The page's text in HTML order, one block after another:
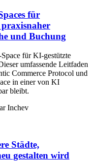
für
und Buchung
für KI-gestützte
umfassende Leitfaden
Commerce Protocol und
in einer von KI
bleibt.
Inchev
Städte,
gestalten wird